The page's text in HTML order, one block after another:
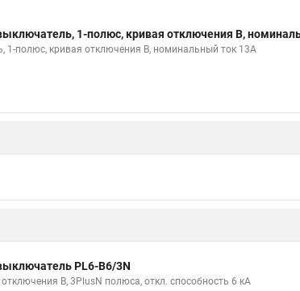
1-полюс, кривая отключения B,
1-полюс, кривая отключения B, номинальный ток 13А
PL6-B6/3N
В, 3PlusN полюса, откл. способность 6 кА